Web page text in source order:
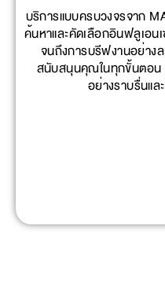
บริการแบบครบวงจรจาก
ค้นหาและคัดเลือกอินฟลูเอ
จนถึงการบรีฟงานอย่างล
สนับสนุนคุณในทุกขั้นตอน
อย่างราบรื่นแ